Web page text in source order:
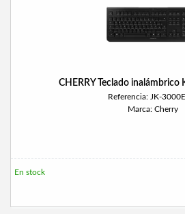
CHERRY Teclado inalámbrico
Referencia: JK-
Marca: Cherry
En stock